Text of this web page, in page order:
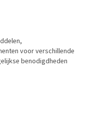
voor verschillende
benodigdheden